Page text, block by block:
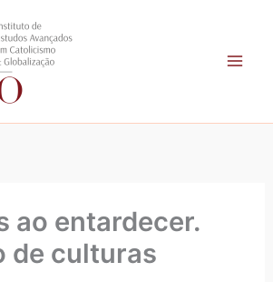
ao entardecer.
de culturas